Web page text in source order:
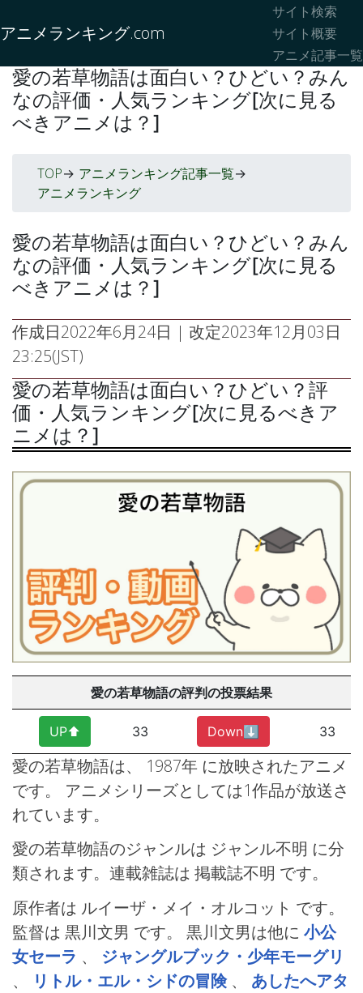
アニメランキング.com
サイト検索
サイト概要
アニメ記事一覧
愛の若草物語は面白い？ひどい？みん
なの評価・人気ランキング[次に見る
べきアニメは？]
TOP-> アニメランキング記事一覧->
アニメランキング
愛の若草物語は面白い？ひどい？みん
なの評価・人気ランキング[次に見る
べきアニメは？]
作成日2022年6月24日 | 改定2023年12月03日
23:25(JST)
愛の若草物語は面白い？ひどい？評
価・人気ランキング[次に見るべきア
ニメは？]
愛の若草物語の評判の投票結果
UP⬆︎ 33 Down⬇︎ 33
愛の若草物語は、 1987年 に放映されたアニメ
です。 アニメシリーズとしては1作品が放送さ
れています。
愛の若草物語のジャンルは ジャンル不明 に分
類されます。連載雑誌は 掲載誌不明 です。
原作者は ルイーザ・メイ・オルコット です。
監督は 黒川文男 です。 黒川文男は他に 小公
女セーラ 、 ジャングルブック・少年モーグリ
、
リトル・エル・シドの冒険、 あしたへアタ